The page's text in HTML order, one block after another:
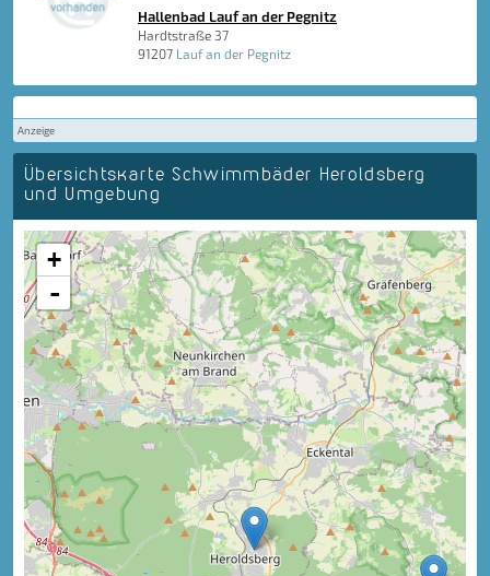
Hallenbad Lauf an der Pegnitz
Hardtstraße 37
91207 Lauf an der Pegnitz
Anzeige
Übersichtskarte Schwimmbäder Heroldsberg
und Umgebung
+
-